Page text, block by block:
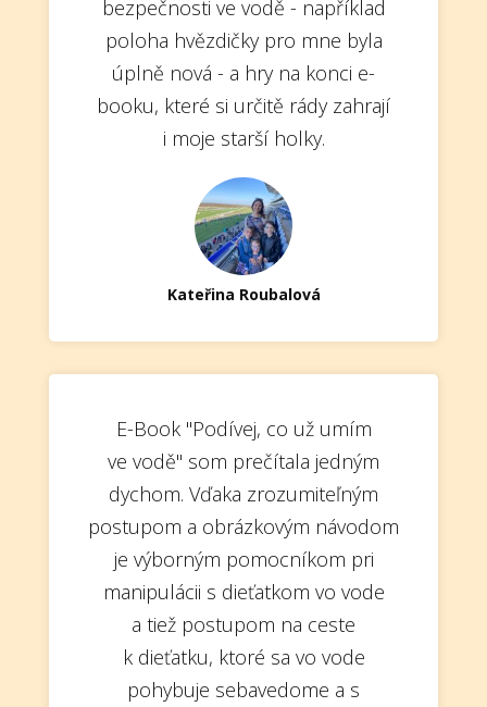
bezpečnosti ve vodě - například
poloha hvězdičky pro mne byla
úplně nová - a hry na konci e-
booku, které si určitě rády zahrají
i moje starší holky.
Kateřina Roubalová
E-Book "Podívej, co už umím
ve vodě" som prečítala jedným
dychom. Vďaka zrozumiteľným
postupom a obrázkovým návodom
je výborným pomocníkom pri
manipulácii s dieťatkom vo vode
a tiež postupom na ceste
k dieťatku, ktoré sa vo vode
pohybuje sebavedome a s